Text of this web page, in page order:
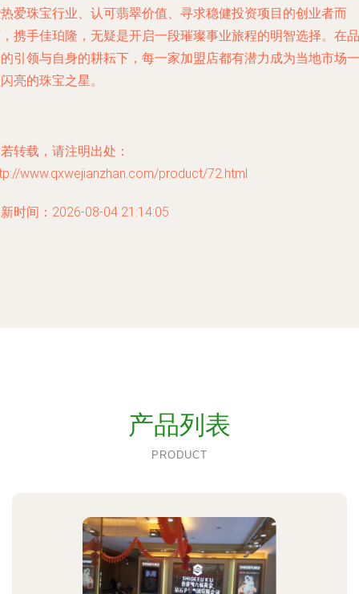
爱珠宝行业、认可翡翠价值、寻求稳健投资项目的创业者而
携手佳珀隆，无疑是开启一段璀璨事业旅程的明智选择。在品
引领与自身的耕耘下，每一家加盟店都有潜力成为当地市场一
亮的珠宝之星。
转载，请注明出处：
www.qxwejianzhan.com/product/72.html
时间：2026-08-04 21:14:05
产品列表
PRODUCT